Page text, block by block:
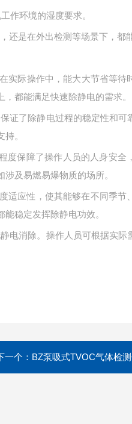
作环境的湿度要求。
还是在外出检测等场景下，都
实际操作中，能大大节省等待
都能满足快速除静电的需求。
证了除静电过程的稳定性和可
。
度保障了操作人员的人身安全
及易燃易爆物质的场所。
适应性，使其能够在不同季节
稳定发挥除静电功效。
电消除。操作人员可根据实际
一个： BZ泵吸式TVOC气体检测仪